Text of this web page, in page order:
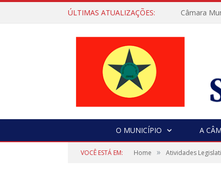
ÚLTIMAS ATUALIZAÇÕES: Câmara
O MUNICÍPIO A
VOCÊ ESTÁ EM: Home » Atividades